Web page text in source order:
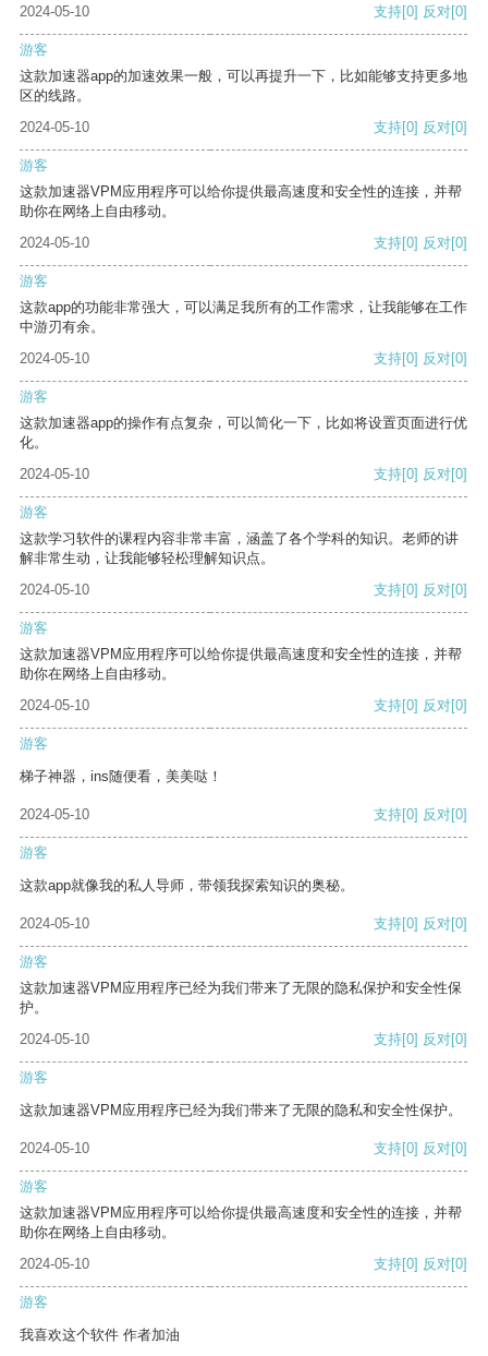
2024-05-10
支持[0] 反对[0]
游客
这款加速器app的加速效果一般，可以再提升一下，比如能够支持更多地
区的线路。
2024-05-10
支持[0] 反对[0]
游客
这款加速器VPM应用程序可以给你提供最高速度和安全性的连接，并帮
助你在网络上自由移动。
2024-05-10
支持[0] 反对[0]
游客
这款app的功能非常强大，可以满足我所有的工作需求，让我能够在工作
中游刃有余。
2024-05-10
支持[0] 反对[0]
游客
这款加速器app的操作有点复杂，可以简化一下，比如将设置页面进行优
化。
2024-05-10
支持[0] 反对[0]
游客
这款学习软件的课程内容非常丰富，涵盖了各个学科的知识。老师的讲
解非常生动，让我能够轻松理解知识点。
2024-05-10
支持[0] 反对[0]
游客
这款加速器VPM应用程序可以给你提供最高速度和安全性的连接，并帮
助你在网络上自由移动。
2024-05-10
支持[0] 反对[0]
游客
梯子神器，ins随便看，美美哒！
2024-05-10 支持[0] 反对[0]
游客
这款app就像我的私人导师，带领我探索知识的奥秘。
2024-05-10 支持[0] 反对[0]
游客
这款加速器VPM应用程序已经为我们带来了无限的隐私保护和安全性保
护。
2024-05-10
支持[0] 反对[0]
游客
这款加速器VPM应用程序已经为我们带来了无限的隐私和安全性保护。
2024-05-10 支持[0] 反对[0]
游客
这款加速器VPM应用程序可以给你提供最高速度和安全性的连接，并帮
助你在网络上自由移动。
2024-05-10
支持[0] 反对[0]
游客
我喜欢这个软件 作者加油